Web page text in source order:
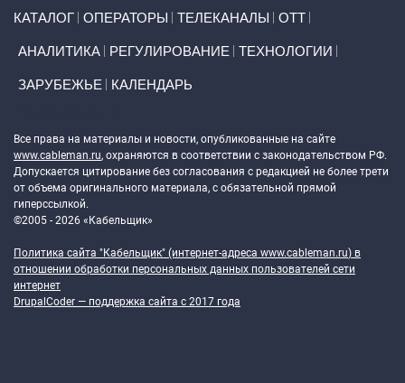
КАТАЛОГ ОПЕРАТОРЫ ТЕЛЕКАНАЛЫ ОТТ
АНАЛИТИКА РЕГУЛИРОВАНИЕ ТЕХНОЛОГИИ
ЗАРУБЕЖЬЕ КАЛЕНДАРЬ
Все права на материалы и новости, опубликованные на сайте
www.cableman.ru, охраняются в соответствии с законодательством РФ.
Допускается цитирование без согласования с редакцией не более трети
от объема оригинального материала, с обязательной прямой
гиперссылкой.
©2005 - 2026 «Кабельщик»
Политика сайта "Кабельщик" (интернет-адреса www.cableman.ru) в
отношении обработки персональных данных пользователей сети
интернет
DrupalCoder — поддержка сайта c 2017 года